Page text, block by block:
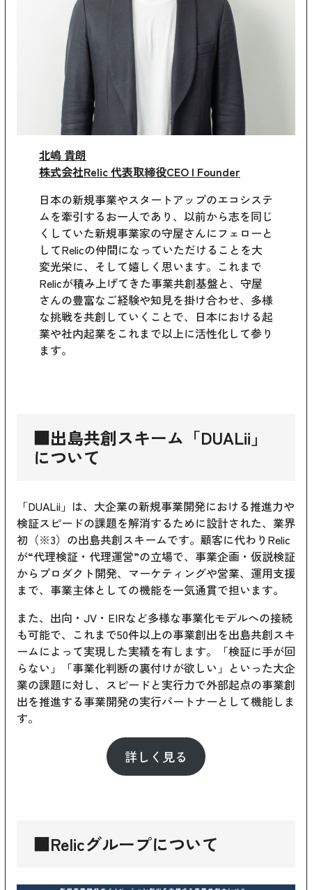
北嶋 貴朗
株式会社Relic 代表取締役CEO l Founder
日本の新規事業やスタートアップのエコシステ
ムを牽引するお一人であり、以前から志を同じ
くしていた新規事業家の守屋さんにフェローと
してRelicの仲間になっていただけることを大
変光栄に、そして嬉しく思います。これまで
Relicが積み上げてきた事業共創基盤と、守屋
さんの豊富なご経験や知見を掛け合わせ、多様
な挑戦を共創していくことで、日本における起
業や社内起業をこれまで以上に活性化して参り
ます。
■出島共創スキーム「DUALii」
について
「DUALii」は、大企業の新規事業開発における推進力や
検証スピードの課題を解消するために設計された、業界
初（※3）の出島共創スキームです。顧客に代わりRelic
が“代理検証・代理運営”の立場で、事業企画・仮説検証
からプロダクト開発、マーケティングや営業、運用支援
まで、事業主体としての機能を一気通貫で担います。
また、出向・JV・EIRなど多様な事業化モデルへの接続
も可能で、これまで50件以上の事業創出を出島共創スキ
ームによって実現した実績を有します。「検証に手が回
らない」「事業化判断の裏付けが欲しい」といった大企
業の課題に対し、スピードと実行力で外部起点の事業創
出を推進する事業開発の実行パートナーとして機能しま
す。
詳しく見る
■Relicグループについて